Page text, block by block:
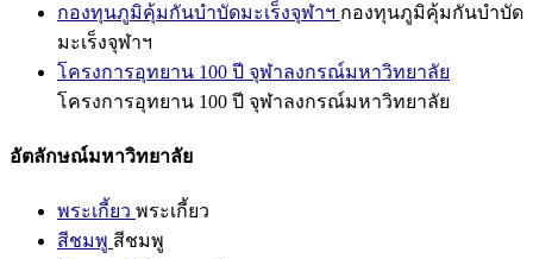
กองทุนภูมิคุ้มกันบำบัดมะเร็งจุฬาฯ กองทุนภูมิคุ้มกันบำบัด
มะเร็งจุฬาฯ
โครงการอุทยาน 100 ปี จุฬาลงกรณ์มหาวิทยาลัย
โครงการอุทยาน 100 ปี จุฬาลงกรณ์มหาวิทยาลัย
อัตลักษณ์มหาวิทยาลัย
พระเกี้ยว พระเกี้ยว
สีชมพู สีชมพู